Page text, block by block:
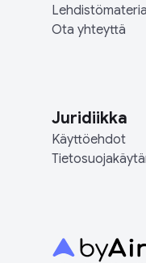
Ota yhteyttä
Juridiikka
Käyttöehdot